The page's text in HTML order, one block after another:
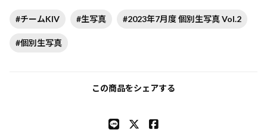
#チームKIV #生写真 #2023年7月度 個別生写真 Vol.2
#個別生写真
この商品をシェアする